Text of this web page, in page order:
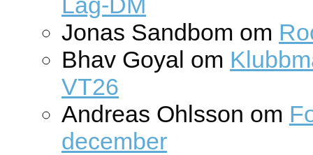
Jonas Sandbom om
Bhav Goyal om
VT26
Andreas Ohlsson om
december